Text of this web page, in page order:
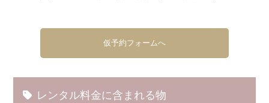
仮予約フォームへ
レンタル料金に含まれる物